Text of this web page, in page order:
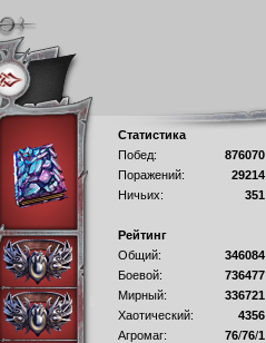
Статистика
Побед:
876070
Поражений:
29214
Ничьих:
351
Рейтинг
Общий:
346084
Боевой:
736477
Мирный:
336721
Хаотический:
4356
Агромаг:
76/76/1